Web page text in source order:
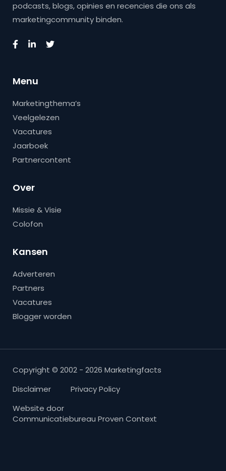
podcasts, blogs, opinies en recencies die ons als
marketingcommunity binden.
Menu
Marketingthema’s
Veelgelezen
Vacatures
Jaarboek
Partnercontent
Over
Missie & Visie
Colofon
Kansen
Adverteren
Partners
Vacatures
Blogger worden
Copyright © 2002 - 2026 Marketingfacts
Disclaimer
Privacy Policy
Website door
Communicatiebureau Proven Context